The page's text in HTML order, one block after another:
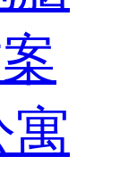
寓